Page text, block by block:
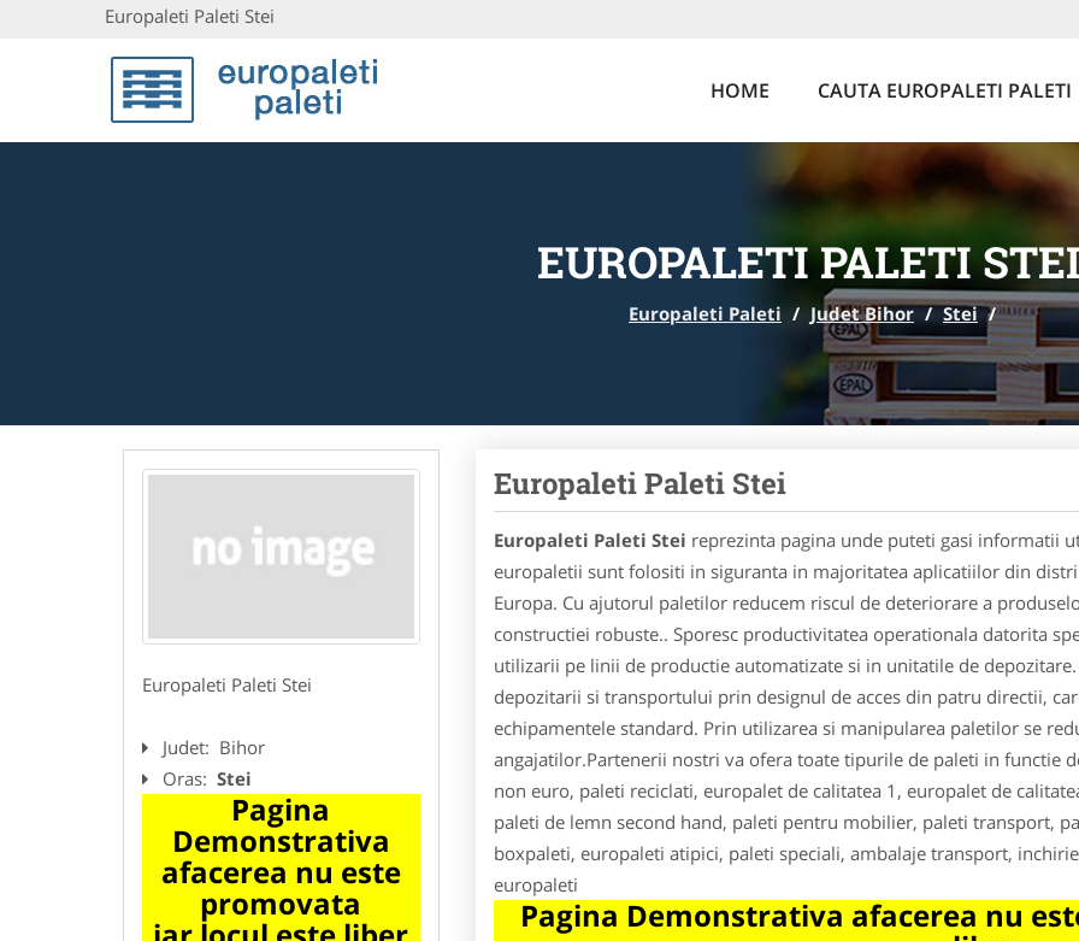
Europaleti Paleti Stei
HOME CAUTA EUROPALETI PALETI
EUROPALETI PALETI
Europaleti Paleti / Judet Bihor / Stei /
Europaleti Paleti Stei
Judet: Bihor
Oras: Stei
Pagina
Demonstrativa
afacerea nu este
promovata
Europaleti Paleti Stei
Europaleti Paleti Stei reprezinta pagina unde puteti gasi informatii
europaletii sunt folositi in siguranta in majoritatea aplicatiilor din
Europa. Cu ajutorul paletilor reducem riscul de deteriorare a
constructiei robuste.. Sporesc productivitatea operationala datorita
utilizarii pe linii de productie automatizate si in unitatile de
depozitarii si transportului prin designul de acces din patru directii,
echipamentele standard. Prin utilizarea si manipularea paletilor se
angajatilor.Partenerii nostri va ofera toate tipurile de paleti in functie
non euro, paleti reciclati, europalet de calitatea 1, europalet de
paleti de lemn second hand, paleti pentru mobilier, paleti transport,
boxpaleti, europaleti atipici, paleti speciali, ambalaje transport,
europaleti
Pagina Demonstrativa afacerea nu